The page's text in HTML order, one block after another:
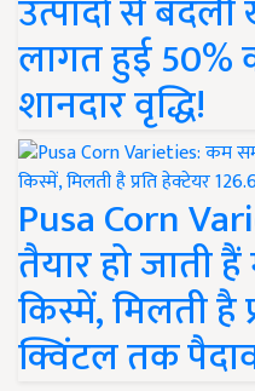
उत्पादों से
लागत हुई 50%
शानदार वृद्धि!
Pusa Corn
तैयार हो जाती
किस्में, मिलती है
क्विंटल तक